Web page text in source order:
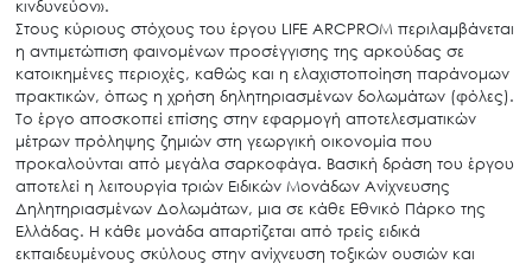
κινδυνεύον».
Στους κύριους στόχους του έργου LIFE ARCPROM περιλαμβάνεται
η αντιμετώπιση φαινομένων προσέγγισης της αρκούδας σε
κατοικημένες περιοχές, καθώς και η ελαχιστοποίηση παράνομων
πρακτικών, όπως η χρήση δηλητηριασμένων δολωμάτων (φόλες).
Το έργο αποσκοπεί επίσης στην εφαρμογή αποτελεσματικών
μέτρων πρόληψης ζημιών στη γεωργική οικονομία που
προκαλούνται από μεγάλα σαρκοφάγα. Βασική δράση του έργου
αποτελεί η λειτουργία τριών Ειδικών Μονάδων Ανίχνευσης
Δηλητηριασμένων Δολωμάτων, μια σε κάθε Εθνικό Πάρκο της
Ελλάδας. Η κάθε μονάδα απαρτίζεται από τρείς ειδικά
εκπαιδευμένους σκύλους στην ανίχνευση τοξικών ουσιών και